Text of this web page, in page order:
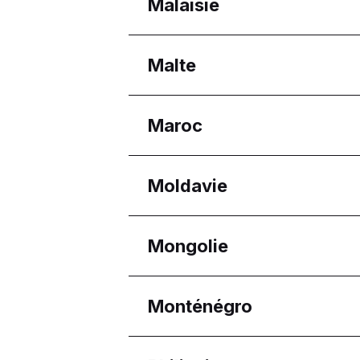
Gouvernorat de
Malaisie
Régions
Melaka
Selangor
Malte
Régions
Eastern Region
Reġjun Nofsinhar
Maroc
Régions
Casablanca-Settat
Moldavie
Régions
Chișinău
Mongolie
Régions
Oulan-Bator
Monténégro